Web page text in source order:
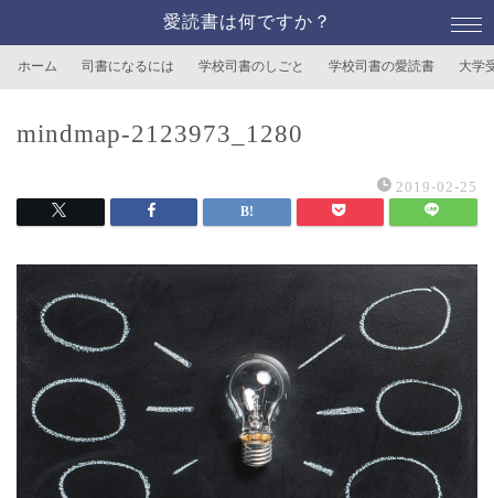
愛読書は何ですか？
ホーム 司書になるには 学校司書のしごと 学校司書の愛読書 大学
mindmap-2123973_1280
2019-02-25